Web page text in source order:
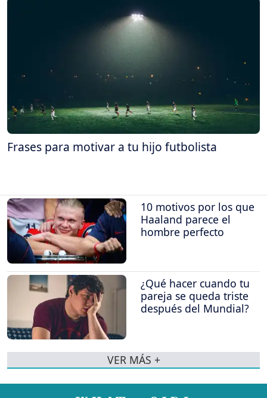
Frases para motivar a tu hijo futbolista
10 motivos por los que
Haaland parece el
hombre perfecto
¿Qué hacer cuando tu
pareja se queda triste
después del Mundial?
VER MÁS +